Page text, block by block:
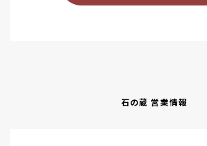
石の蔵 営業情報